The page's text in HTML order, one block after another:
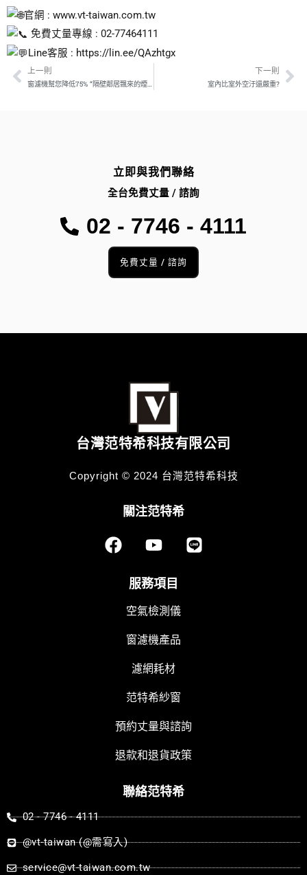
官網 : www.vt-taiwan.com.tw
免費丈量專線 : 02-77464111
Line客服 : https://lin.ee/QAzhtgx
Prev
上一則 下一則
室內比室外空汙還嚴重?
立即與我們聯絡
全台免費丈量 / 諮詢
02 - 7746 - 4111
免費丈量 / 諮詢
台灣范特希科技有限公司
Copyright © 2024 台灣范特希科技
關注范特希
F
a
Y
o
t
u
b
e
L
i
服務項目
空氣檢測儀
窗濾機產品
濾網耗材
范特希紗窗
預約丈量與諮詢
退款和退貨政策
聯絡范特希
02 - 7746 - 4111
@vt-taiwan (@需寫入)
service@vt-taiwan.com.tw